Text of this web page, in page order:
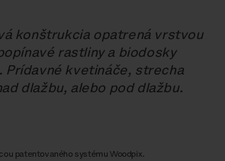
konštrukcia opatrená vrstvou
rastliny a biodosky
kvetináče, strecha
dlažbu, alebo pod dlažbu.
patentovaného systému Woodpix.